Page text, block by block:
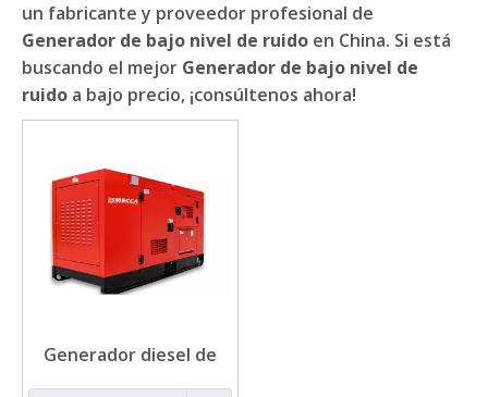
un fabricante y proveedor profesional de
Generador de bajo nivel de ruido en China. Si está
buscando el mejor Generador de bajo nivel de
ruido a bajo precio, ¡consúltenos ahora!
Generador diesel de
60HZ 280KW Doosan de